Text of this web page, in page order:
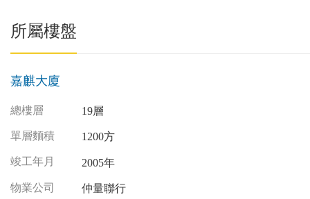
所屬樓盤
嘉麒大廈
總樓層 19層
單層麵積 1200方
竣工年月 2005年
物業公司 仲量聯行